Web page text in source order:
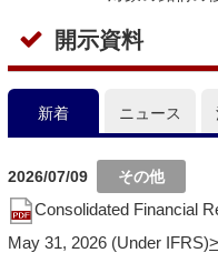
開示資料
新着 ニュース
2026/07/09
Consolidated Financial
May 31, 2026 (Under IFRS)